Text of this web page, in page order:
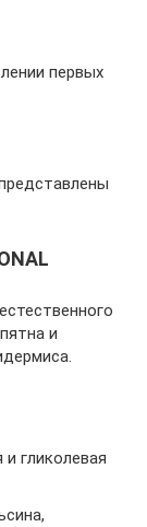
первых
и
гликолевая